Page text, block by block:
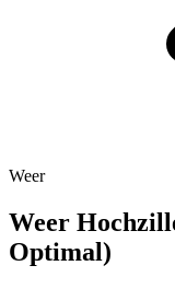
Weer
Weer
Optimal)